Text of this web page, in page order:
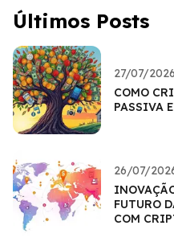
Últimos Posts
27/07/
COMO
PASSIVA
26/07/
FUTURO
COM